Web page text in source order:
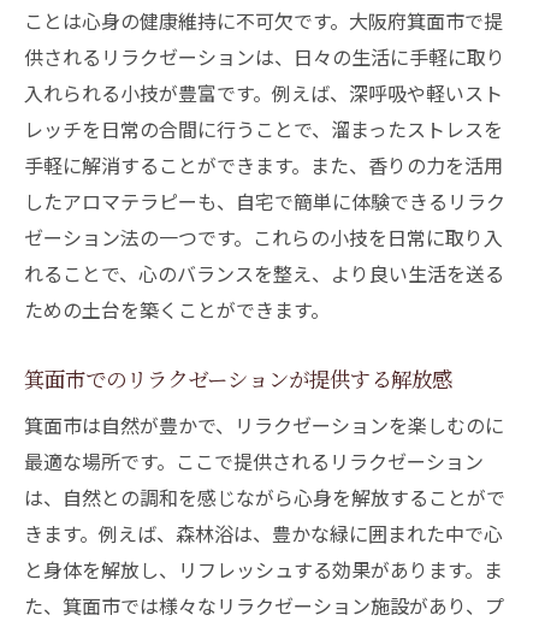
ことは心身の健康維持に不可欠です。大阪府箕面市で提
供されるリラクゼーションは、日々の生活に手軽に取り
入れられる小技が豊富です。例えば、深呼吸や軽いスト
レッチを日常の合間に行うことで、溜まったストレスを
手軽に解消することができます。また、香りの力を活用
したアロマテラピーも、自宅で簡単に体験できるリラク
ゼーション法の一つです。これらの小技を日常に取り入
れることで、心のバランスを整え、より良い生活を送る
ための土台を築くことができます。
箕面市でのリラクゼーションが提供する解放感
箕面市は自然が豊かで、リラクゼーションを楽しむのに
最適な場所です。ここで提供されるリラクゼーション
は、自然との調和を感じながら心身を解放することがで
きます。例えば、森林浴は、豊かな緑に囲まれた中で心
と身体を解放し、リフレッシュする効果があります。ま
た、箕面市では様々なリラクゼーション施設があり、プ